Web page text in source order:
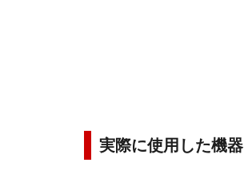
実際に使用した機器